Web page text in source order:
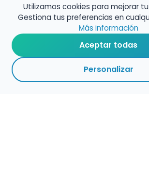
música en España
Configura alertas de
Contacta con
Utilizamos cookies para mejorar
Gestiona tus preferencias en
Más información
Aceptar todas
Personalizar